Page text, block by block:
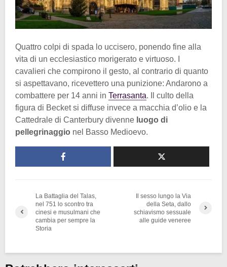
Quattro colpi di spada lo uccisero, ponendo fine alla
vita di un ecclesiastico morigerato e virtuoso. I
cavalieri che compirono il gesto, al contrario di quanto
si aspettavano, ricevettero una punizione: Andarono a
combattere per 14 anni in Terrasanta. Il culto della
figura di Becket si diffuse invece a macchia d’olio e la
Cattedrale di Canterbury divenne luogo di
pellegrinaggio nel Basso Medioevo.
La Battaglia del Talas,
nel 751 lo scontro tra
cinesi e musulmani che
cambia per sempre la
Storia
Il sesso lungo la Via
della Seta, dallo
schiavismo sessuale
alle guide veneree